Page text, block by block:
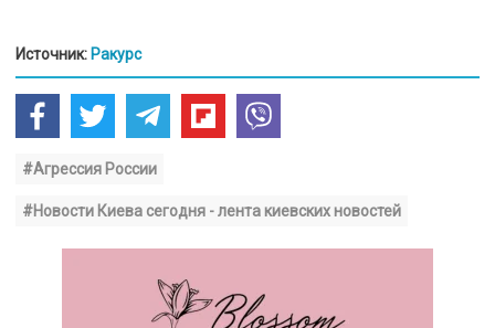
Источник: Ракурс
#Агрессия России
#Новости Киева сегодня - лента киевских новостей